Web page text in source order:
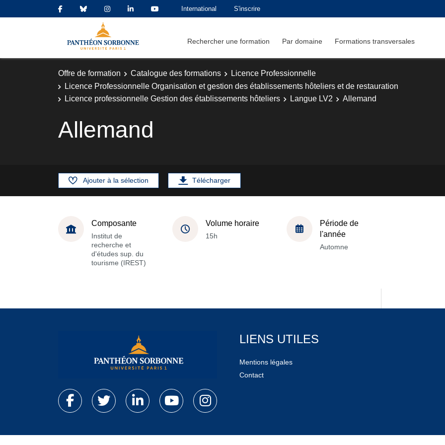
International S'inscrire
Rechercher une formation Par domaine Formations transversales
Offre de formation Catalogue des formations
Licence Professionnelle
Licence Professionnelle Organisation et gestion des établissements hôteliers et de restauration
Licence professionnelle Gestion des établissements hôteliers
Langue LV2 Allemand
Allemand
Ajouter à la sélection Télécharger
Composante
Institut de
recherche et
d'études sup. du
tourisme (IREST)
Volume horaire
15h
Période de
l'année
Automne
LIENS UTILES
Mentions légales
Contact